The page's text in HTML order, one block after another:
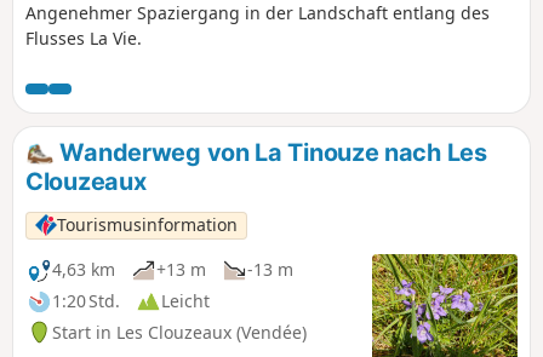
Angenehmer Spaziergang in der Landschaft entlang des
Flusses La Vie.
Wanderweg von La Tinouze nach Les
Clouzeaux
Tourismusinformation
4,63 km
+13 m
-13 m
1:20 Std.
Leicht
Start in Les Clouzeaux (Vendée)